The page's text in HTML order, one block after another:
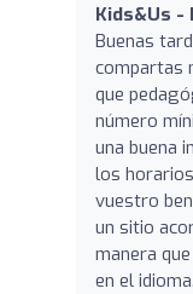
Kids&Us -
Buenas
compartas
que
número
una buena
los
vuestro
un sitio
manera
en el idioma.